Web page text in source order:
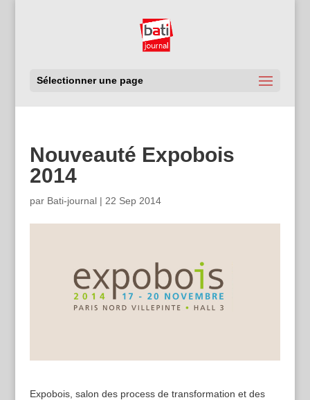
Sélectionner une page
Nouveauté Expobois
2014
par Bati-journal| 22 Sep 2014
Expobois, salon des process de transformation et des